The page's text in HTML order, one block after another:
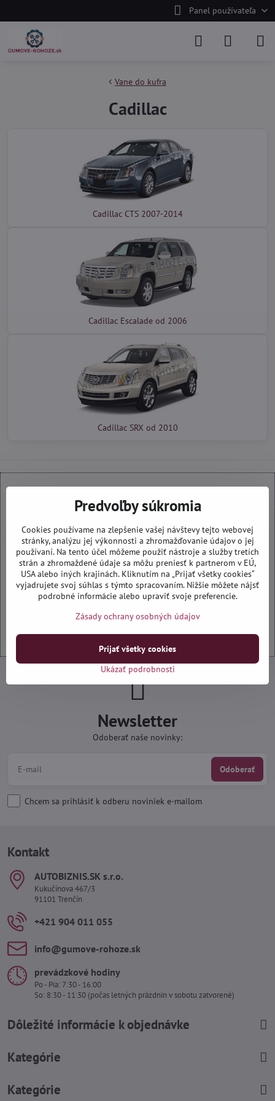
Panel používateľa
Vane do kufra
Cadillac
Cadillac CTS 2007-2014
Cadillac Escalade od 2006
Cadillac SRX od 2010
Externý obsah je blokovaný Voľbami súkromia
Prajete si načítať externý obsah?
Povoliť tentokrát
Povoliť a zapamätať - súhlas s druhom cookie: Funkčné
Otvoriť obsah v novom okne
Newsletter
Odoberať naše novinky:
Odoberať
Chcem sa prihlásiť k odberu noviniek e-mailom
Kontakt
AUTOBIZNIS​.SK s​.r​.o​.
Kukučínova 467/3
91101 Trenčín
+421 904 011 055
info​@gumove-rohoze​.sk
prevádzkové hodiny
Po - Pia: 7:30 - 16:00
So: 8:30 - 11:30 (počas letných prázdnin v sobotu zatvorené)
Dôležité informácie k objednávke
Kategórie
Kategórie
Predvoľby súkromia
Cookies používame na zlepšenie vašej návštevy tejto webovej
stránky, analýzu jej výkonnosti a zhromažďovanie údajov o jej
používaní. Na tento účel môžeme použiť nástroje a služby tretích
strán a zhromaždené údaje sa môžu preniesť k partnerom v EÚ,
USA alebo iných krajinách. Kliknutím na „Prijať všetky cookies“
vyjadrujete svoj súhlas s týmto spracovaním. Nižšie môžete nájsť
podrobné informácie alebo upraviť svoje preferencie.
Zásady ochrany osobných údajov
Ukázať podrobnosti
Prijať všetky cookies